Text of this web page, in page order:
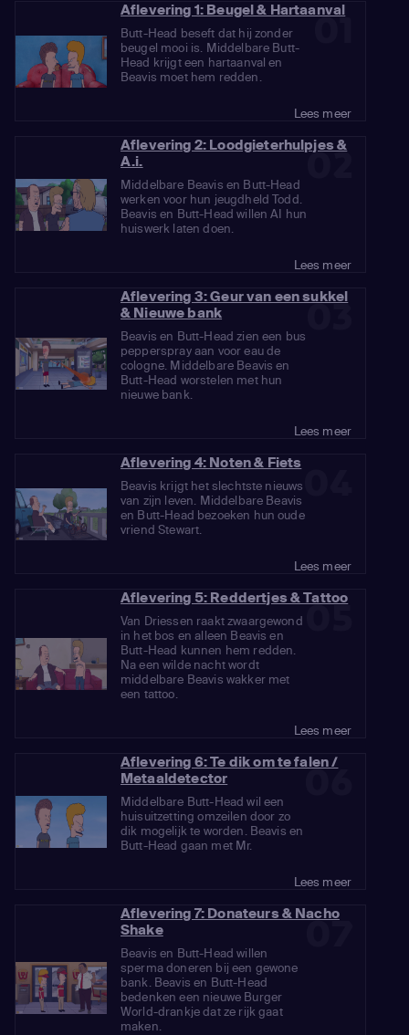
01
Aflevering 1: Beugel & Hartaanval
Butt-Head beseft dat hij zonder
beugel mooi is. Middelbare Butt-
Head krijgt een hartaanval en
Beavis moet hem redden.
Lees meer
02
Aflevering 2: Loodgieterhulpjes &
A.i.
Middelbare Beavis en Butt-Head
werken voor hun jeugdheld Todd.
Beavis en Butt-Head willen AI hun
huiswerk laten doen.
Lees meer
03
Aflevering 3: Geur van een sukkel
& Nieuwe bank
Beavis en Butt-Head zien een bus
pepperspray aan voor eau de
cologne. Middelbare Beavis en
Butt-Head worstelen met hun
nieuwe bank.
Lees meer
Aflevering 4: Noten & Fiets
Beavis krijgt het slechtste nieuws
van zijn leven. Middelbare Beavis
en Butt-Head bezoeken hun oude
vriend Stewart.
Lees meer
05
Aflevering 5: Reddertjes & Tattoo
Van Driessen raakt zwaargewond
in het bos en alleen Beavis en
Butt-Head kunnen hem redden.
Na een wilde nacht wordt
middelbare Beavis wakker met
een tattoo.
Lees meer
06
Aflevering 6: Te dik om te falen /
Metaaldetector
Middelbare Butt-Head wil een
huisuitzetting omzeilen door zo
dik mogelijk te worden. Beavis en
Butt-Head gaan met Mr.
Lees meer
07
Aflevering 7: Donateurs & Nacho
Shake
Beavis en Butt-Head willen
sperma doneren bij een gewone
bank. Beavis en Butt-Head
bedenken een nieuwe Burger
World-drankje dat ze rijk gaat
maken.